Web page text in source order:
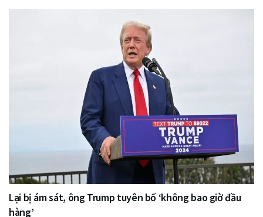
Lại bị ám sát, ông Trump tuyên bố ‘không bao giờ đầu
hàng’